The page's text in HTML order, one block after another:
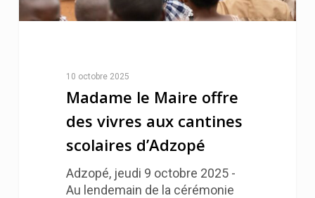
10 octobre 2025
Madame le Maire offre
des vivres aux cantines
scolaires d’Adzopé
Adzopé, jeudi 9 octobre 2025 -
Au lendemain de la cérémonie